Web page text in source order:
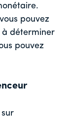
pouvez
à déterminer
pouvez